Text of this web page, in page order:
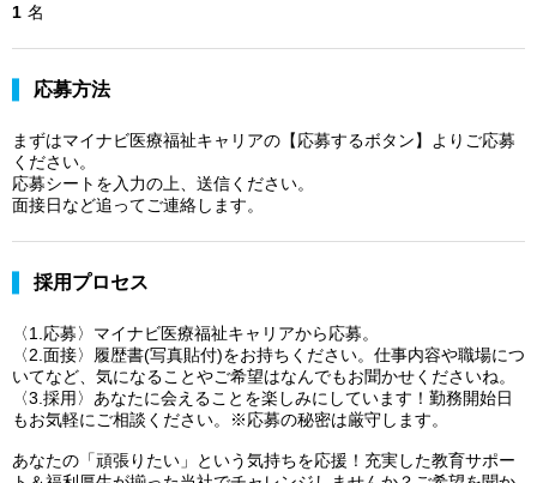
1 名
応募方法
まずはマイナビ医療福祉キャリアの【応募するボタン】よりご応募
ください。
応募シートを入力の上、送信ください。
面接日など追ってご連絡します。
採用プロセス
〈1.応募〉マイナビ医療福祉キャリアから応募。
〈2.面接〉履歴書(写真貼付)をお持ちください。仕事内容や職場につ
いてなど、気になることやご希望はなんでもお聞かせくださいね。
〈3.採用〉あなたに会えることを楽しみにしています！勤務開始日
もお気軽にご相談ください。※応募の秘密は厳守します。
あなたの「頑張りたい」という気持ちを応援！充実した教育サポー